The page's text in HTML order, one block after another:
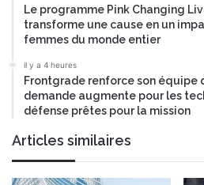
Le programme Pink Changing
transforme une cause en un
femmes du monde entier
il y a 4 heures
Frontgrade renforce son équipe
demande augmente pour les
défense prêtes pour la mission
Articles similaires